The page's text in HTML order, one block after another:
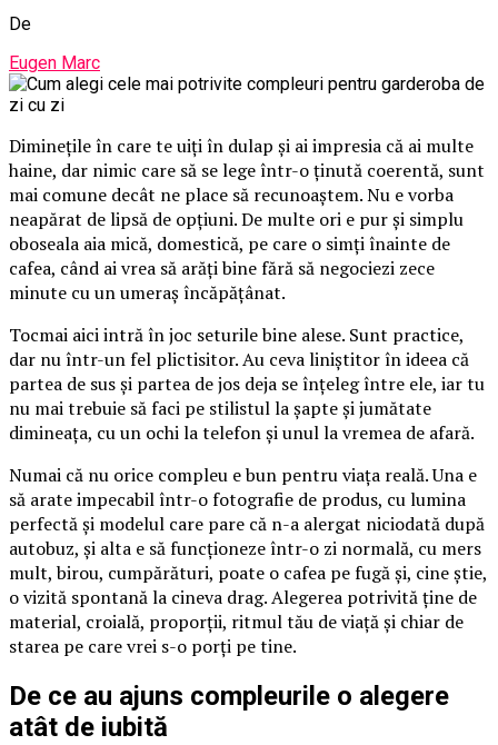
De
Eugen Marc
Diminețile în care te uiți în dulap și ai impresia că ai multe
haine, dar nimic care să se lege într-o ținută coerentă, sunt
mai comune decât ne place să recunoaștem. Nu e vorba
neapărat de lipsă de opțiuni. De multe ori e pur și simplu
oboseala aia mică, domestică, pe care o simți înainte de
cafea, când ai vrea să arăți bine fără să negociezi zece
minute cu un umeraș încăpățânat.
Tocmai aici intră în joc seturile bine alese. Sunt practice,
dar nu într-un fel plictisitor. Au ceva liniștitor în ideea că
partea de sus și partea de jos deja se înțeleg între ele, iar tu
nu mai trebuie să faci pe stilistul la șapte și jumătate
dimineața, cu un ochi la telefon și unul la vremea de afară.
Numai că nu orice compleu e bun pentru viața reală. Una e
să arate impecabil într-o fotografie de produs, cu lumina
perfectă și modelul care pare că n-a alergat niciodată după
autobuz, și alta e să funcționeze într-o zi normală, cu mers
mult, birou, cumpărături, poate o cafea pe fugă și, cine știe,
o vizită spontană la cineva drag. Alegerea potrivită ține de
material, croială, proporții, ritmul tău de viață și chiar de
starea pe care vrei s-o porți pe tine.
De ce au ajuns compleurile o alegere
atât de iubită